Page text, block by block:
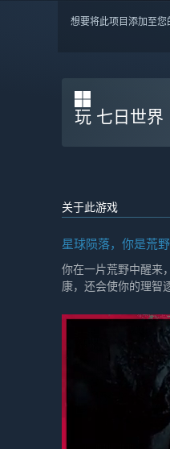
想要将此项目添加至
玩 七日世界
关于此游戏
星球陨落，你是荒
你在一片荒野中醒来
康，还会使你的理智